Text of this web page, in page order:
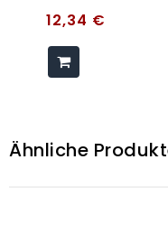
12,34 €
Ähnliche